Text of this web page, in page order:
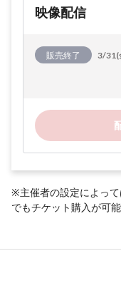
映像配信
販売終了 3/31(
※主催者の設定によっ
でもチケット購入が可能